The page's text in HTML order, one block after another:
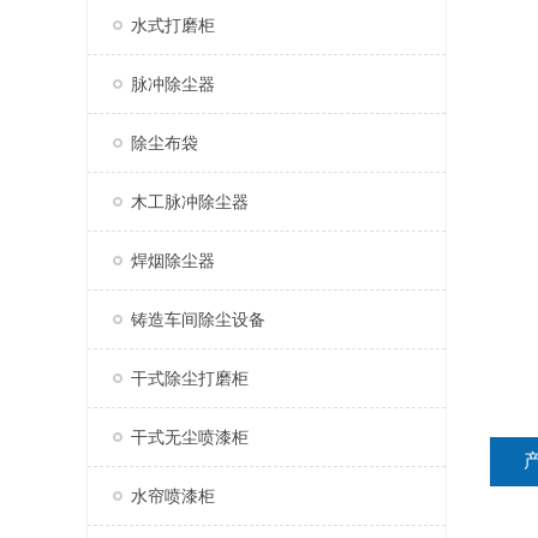
水式打磨柜
脉冲除尘器
除尘布袋
木工脉冲除尘器
焊烟除尘器
铸造车间除尘设备
干式除尘打磨柜
干式无尘喷漆柜
水帘喷漆柜